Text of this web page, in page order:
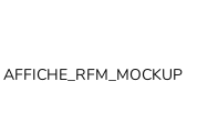
AFFICHE_RFM_MOCKUP